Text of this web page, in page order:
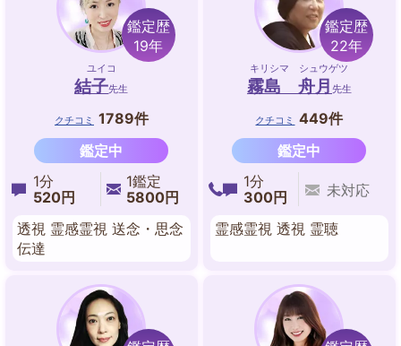
鑑定歴
19年
ユイコ
結子先生
クチコミ 1789件
鑑定中
1分
520円
1鑑定
5800円
透視 霊感霊視 送念・思念
伝達
鑑定歴
22年
キリシマ シュウゲツ
霧島 舟月 先生
クチコミ
449件
鑑定中
1分
300円
未対応
霊感霊視 透視 霊聴